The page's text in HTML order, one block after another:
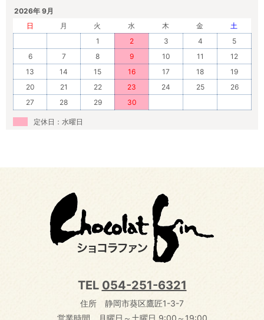
2026年 9月
日
月 火 水 木 金
土
1
2 3 4
5
6
7 8 9 10 11
12
13
14 15 16 17 18
19
20
21 22 23 24 25
26
27
28 29 30
定休日：水曜日
TEL 054-251-6321
住所 静岡市葵区鷹匠1-3-7
営業時間 月曜日～土曜日 9:00～19:00